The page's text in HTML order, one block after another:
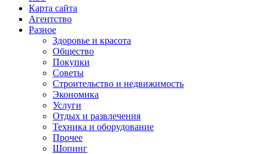
Карта сайта
Агентство
Разное
Здоровье и красота
Общество
Покупки
Советы
Строительство и недвижимость
Экономика
Услуги
Отдых и развлечения
Техника и оборудование
Прочее
Шопинг